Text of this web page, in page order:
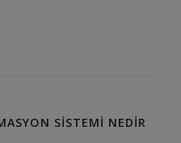
SISTEMI NEDIR